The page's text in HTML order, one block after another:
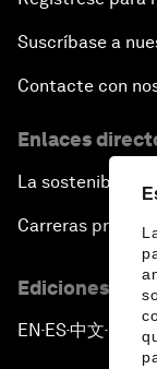
Suscríbase a
Contacte con
Enlaces
La sostenibilidad
Carreras
Ediciones en
EN ▪ ES▪中文▪ 日本